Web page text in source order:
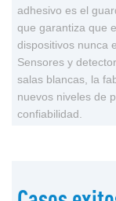
adhesivo es el
que garantiza que
dispositivos nunca
Sensores y
salas blancas, la
nuevos niveles de
confiabilidad.